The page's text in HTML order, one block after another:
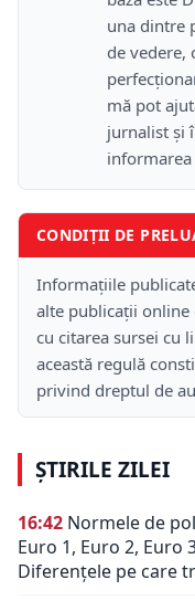
una dintre
de vedere,
mă pot
jurnalist și
CONDIȚII DE
Informațiile
alte publicații online
cu citarea sursei cu
această regulă
privind dreptul de
ȘTIRILE ZILEI
16:42 Normele de
Euro 1, Euro 2, Euro
Diferențele pe care